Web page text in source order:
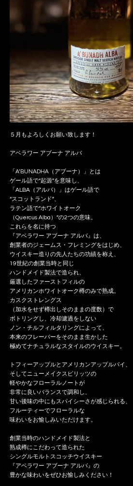
５月もよろしくお願い致します！
アベラワー アブーナ アルバ
「A’BUNADHA（アブーナ）」とは
ゲール語で“起源”を意味し、
「ALBA（アルバ）」はゲール語で
“スコットランド”、
ラテン語で“ホワイトオーク
（Quercus Alba）”の2つの意味。
これらを名に持つ
『アベラワー アブーナ アルバ』は、
創業者のジェームス・フレミングをはじめ、
ウイスキー造りの先人たちの功績を称え、
19世紀の創業当時と同じ
ハンドメイド製法で造られ、
厳選したファーストフィルの
アメリカンホワイトオーク樽のみで熟成。
カスクストレングス
（加水をせず樽出しそのままの度数）で
ボトリングし、冷却濾過をしない
ノン・チルフィルタリングによって、
本来のフレーバーをそのまま生かした
極めてナチュラルなスタイルのウイスキー。
トフィーアップルとアメリカンアップルパイ、
そしてニューメイクスピリッツの
軽やかなフローラルノートが
非常に良いバランスで調和し、
甘い後味の中にもスパイシーさが感じられる、
フルーティーでフローラルな
味わいをお愉しみいただけます。
創業当時のハンドメイド製法と
熟成樽にこだわって造られた
シングルモルトスコッチウイスキー
『アベラワー アブーナ アルバ』の
豊かな味わいをぜひお愉しみください！